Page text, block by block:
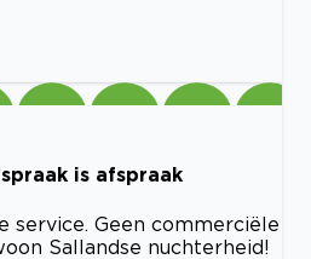
is afspraak
service. Geen commerciële
Sallandse nuchterheid!